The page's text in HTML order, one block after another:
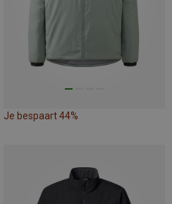
Je bespaart 44%